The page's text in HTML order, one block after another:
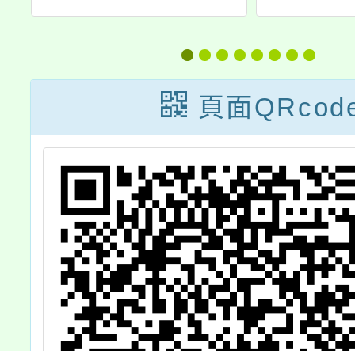
置之
教育
及「
件防
心」
「友
事務
資訊
詳如
頁面